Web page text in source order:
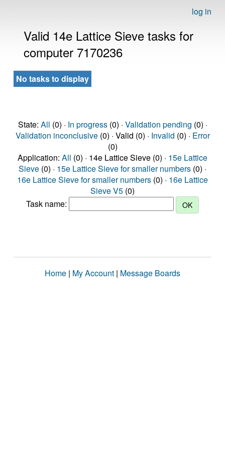
log in
Valid 14e Lattice Sieve tasks for
computer 7170236
No tasks to display
State: All (0) · In progress(0) · Validation pending (0) ·
Validation inconclusive(0) · Valid (0) · Invalid (0) · Error
(0)
Application: All (0) · 14e Lattice Sieve (0) · 15e Lattice
Sieve (0) · 15e Lattice Sieve for smaller numbers (0) ·
16e Lattice Sieve for smaller numbers (0) · 16e Lattice
Sieve V5 (0)
Task name:
Home | My Account | Message Boards